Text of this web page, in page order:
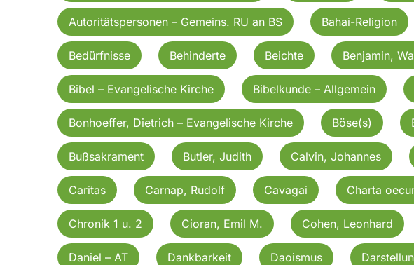
Autoritätspersonen – Gemeins. RU an BS Bahai-Religion
Bedürfnisse Behinderte Beichte Benjamin,
Bibel – Evangelische Kirche Bibelkunde – Allgemein
Bonhoeffer, Dietrich – Evangelische Kirche Böse(s)
Bußsakrament Butler, Judith Calvin, Johannes
Caritas Carnap, Rudolf Cavagai Charta
Chronik 1 u. 2 Cioran, Emil M. Cohen, Leonhard
Daniel – AT Dankbarkeit Daoismus